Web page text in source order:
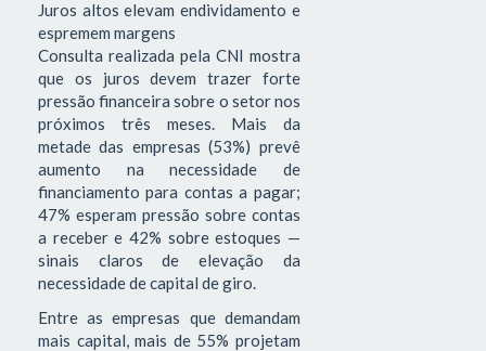
Juros altos elevam endividamento e
espremem margens
Consulta realizada pela CNI mostra
que os juros devem trazer forte
pressão financeira sobre o setor nos
próximos três meses. Mais da
metade das empresas (53%) prevê
aumento na necessidade de
financiamento para contas a pagar;
47% esperam pressão sobre contas
a receber e 42% sobre estoques —
sinais claros de elevação da
necessidade de capital de giro.
Entre as empresas que demandam
mais capital, mais de 55% projetam